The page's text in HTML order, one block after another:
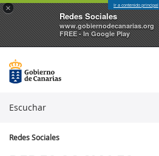
×
Redes Sociales
www.gobiernodecanarias.org
FREE - In Google Play
Ir a contenido principal
Escuchar
Redes Sociales